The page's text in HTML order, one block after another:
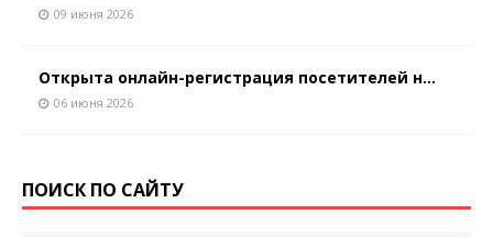
09 июня 2026
Открыта онлайн-регистрация посетителей н...
06 июня 2026
ПОИСК ПО САЙТУ